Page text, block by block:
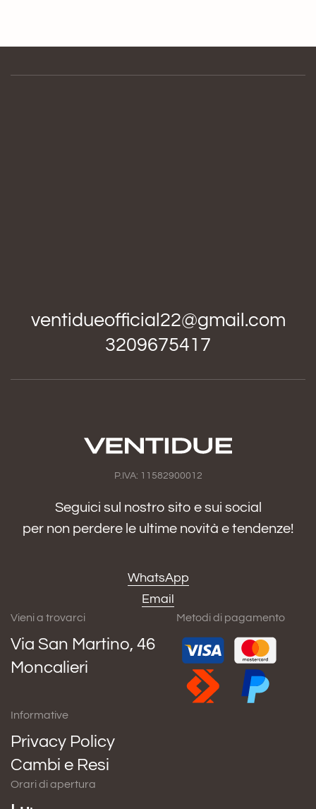
ventidueofficial22@gmail.com
3209675417
P.IVA: 11582900012
Seguici sul nostro sito e sui social
per non perdere le ultime novità e tendenze!
WhatsApp
Email
Vieni a trovarci
Via San Martino, 46
Moncalieri
Metodi di pagamento
Informative
Privacy Policy
Cambi e Resi
Orari di apertura